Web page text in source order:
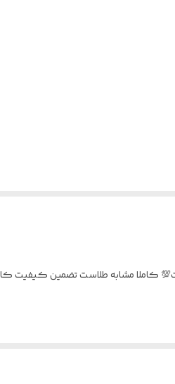
رنگ ثابت بدون حساسیت💯 کاملا مشابه طلاست